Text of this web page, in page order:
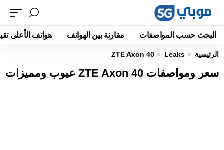
البحث حسب المواصفات مقارنة بين الهواتف هواتف الأعلى
الرئيسية Leaks
ZTE Axon 40
سعر ومواصفات ZTE Axon 40 عيوب ومميزات